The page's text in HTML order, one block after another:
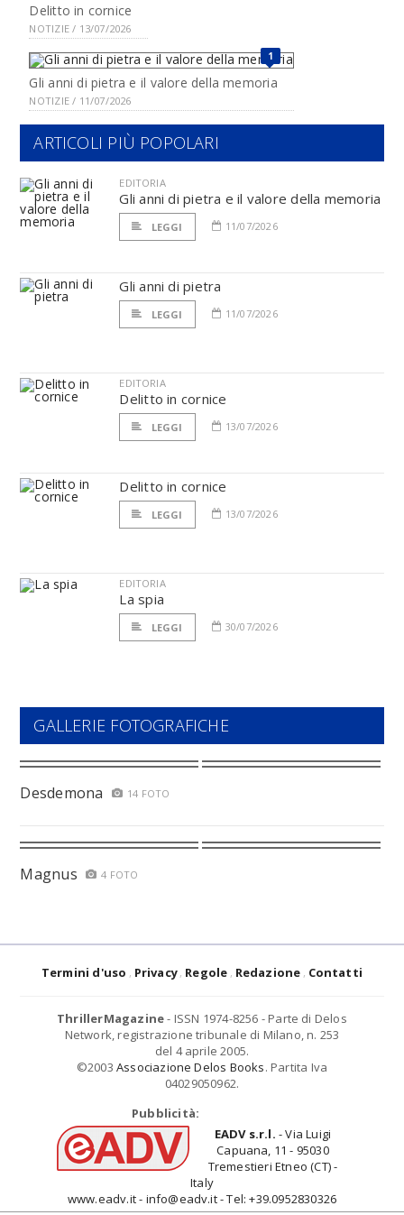
Delitto in cornice
NOTIZIE / 13/07/2026
1
Gli anni di pietra e il valore della memoria
NOTIZIE / 11/07/2026
ARTICOLI PIÙ POPOLARI
EDITORIA
Gli anni di pietra e il valore della memoria
LEGGI 11/07/2026
Gli anni di pietra
LEGGI 11/07/2026
EDITORIA
Delitto in cornice
LEGGI 13/07/2026
Delitto in cornice
LEGGI 13/07/2026
EDITORIA
La spia
LEGGI 30/07/2026
GALLERIE FOTOGRAFICHE
Desdemona 14 FOTO
Magnus 4 FOTO
Termini d'uso Privacy Regole Redazione Contatti
ThrillerMagazine- ISSN 1974-8256 - Parte di Delos
Network, registrazione tribunale di Milano, n. 253
del 4 aprile 2005.
©2003 Associazione Delos Books. Partita Iva
04029050962.
Pubblicità:
EADV s.r.l. - Via Luigi
Capuana, 11 - 95030
Tremestieri Etneo (CT) -
Italy
www.eadv.it - info@eadv.it - Tel: +39.0952830326